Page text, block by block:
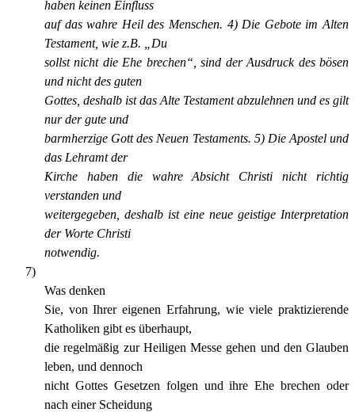
haben keinen Einfluss
auf das wahre Heil des Menschen. 4) Die Gebote im Alten
Testament, wie z.B. „Du
sollst nicht die Ehe brechen“, sind der Ausdruck des bösen
und nicht des guten
Gottes, deshalb ist das Alte Testament abzulehnen und es gilt
nur der gute und
barmherzige Gott des Neuen Testaments. 5) Die Apostel und
das Lehramt der
Kirche haben die wahre Absicht Christi nicht richtig
verstanden und
weitergegeben, deshalb ist eine neue geistige Interpretation
der Worte Christi
notwendig.
7)
Was denken
Sie, von Ihrer eigenen Erfahrung, wie viele praktizierende
Katholiken gibt es überhaupt,
die regelmäßig zur Heiligen Messe gehen und den Glauben
leben, und dennoch
nicht Gottes Gesetzen folgen und ihre Ehe brechen oder
nach einer Scheidung